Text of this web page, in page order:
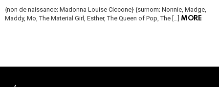
{non de naissance; Madonna Louise Ciccone} {surnom; Nonnie, Madge,
Maddy, Mo, The Material Girl, Esther, The Queen of Pop, The […] MORE